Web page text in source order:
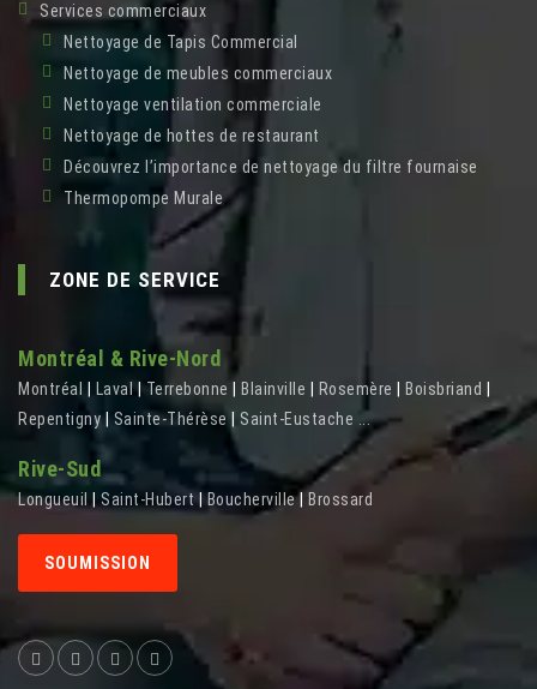
Services commerciaux
Nettoyage de Tapis Commercial
Nettoyage de meubles commerciaux
Nettoyage ventilation commerciale
Nettoyage de hottes de restaurant
Découvrez l’importance de nettoyage du filtre fournaise
Thermopompe Murale
ZONE DE SERVICE
Montréal & Rive-Nord
Montréal Laval|Terrebonne Blainville Rosemère Boisbriand
Repentigny| Sainte-Thérèse Saint-Eustache ...
Rive-Sud
Longueuil Saint-Hubert Boucherville| Brossard
SOUMISSION